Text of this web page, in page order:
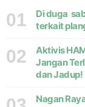
01
Di duga
terkait
02
Aktivis
Jangan
dan Jadup!
Nagan